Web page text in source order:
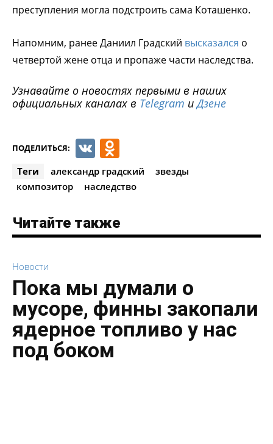
преступления могла подстроить сама Коташенко.
Напомним, ранее Даниил Градский высказался о
четвертой жене отца и пропаже части наследства.
Узнавайте о новостях первыми в наших
официальных каналах в Telegram иДзене
ПОДЕЛИТЬСЯ: VK
Теги александр градский
звезды
композитор
наследство
Читайте также
Новости
Пока мы думали о
мусоре, финны закопали
ядерное топливо у нас
под боком